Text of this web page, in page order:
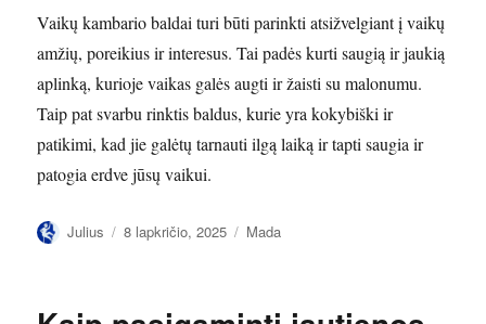
Vaikų kambario baldai turi būti parinkti atsižvelgiant į vaikų
amžių, poreikius ir interesus. Tai padės kurti saugią ir jaukią
aplinką, kurioje vaikas galės augti ir žaisti su malonumu.
Taip pat svarbu rinktis baldus, kurie yra kokybiški ir
patikimi, kad jie galėtų tarnauti ilgą laiką ir tapti saugia ir
patogia erdve jūsų vaikui.
Autorius
Julius Paskelbta
8 lapkričio, 2025 Kategorijos
Mada